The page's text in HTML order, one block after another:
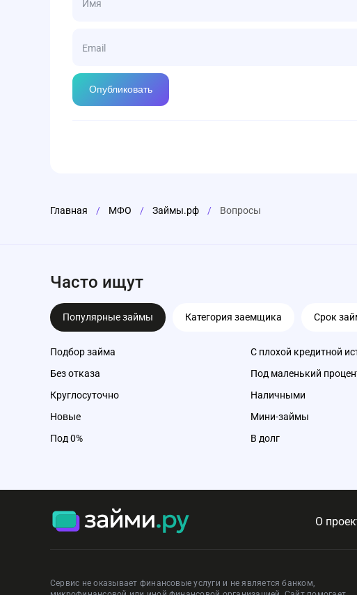
Главная / МФО / Займы.рф / Вопросы
Часто ищут
Популярные займы Категория заемщика Срок
Подбор займа
Без отказа
Круглосуточно
Новые
Под 0%
С плохой кредитной
Под маленький
Наличными
Мини-займы
В долг
О
Сервис не оказывает финансовые услуги и не является банком,